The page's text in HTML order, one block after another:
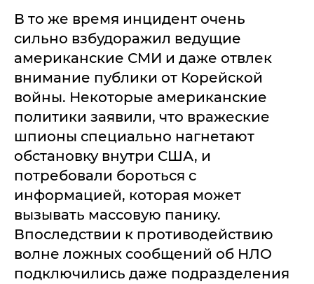
В то же время инцидент очень
сильно взбудоражил ведущие
американские СМИ и даже отвлек
внимание публики от Корейской
войны. Некоторые американские
политики заявили, что вражеские
шпионы специально нагнетают
обстановку внутри США, и
потребовали бороться с
информацией, которая может
вызывать массовую панику.
Впоследствии к противодействию
волне ложных сообщений об НЛО
подключились даже подразделения